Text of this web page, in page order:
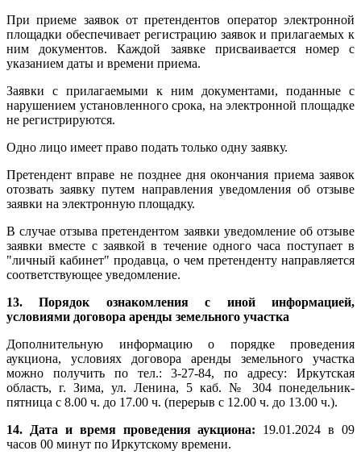
При приеме заявок от претендентов оператор электронной
площадки обеспечивает регистрацию заявок и прилагаемых к
ним документов. Каждой заявке присваивается номер с
указанием даты и времени приема.
Заявки с прилагаемыми к ним документами, поданные с
нарушением установленного срока, на электронной площадке
не регистрируются.
Одно лицо имеет право подать только одну заявку.
Претендент вправе не позднее дня окончания приема заявок
отозвать заявку путем направления уведомления об отзыве
заявки на электронную площадку.
В случае отзыва претендентом заявки уведомление об отзыве
заявки вместе с заявкой в течение одного часа поступает в
"личный кабинет" продавца, о чем претенденту направляется
соответствующее уведомление.
13. Порядок ознакомления с иной информацией,
условиями договора аренды земельного участка
Дополнительную информацию о порядке проведения
аукциона, условиях договора аренды земельного участка
можно получить по тел.: 3-27-84, по адресу: Иркутская
область, г. Зима, ул. Ленина, 5 каб. № 304 понедельник-
пятница с 8.00 ч. до 17.00 ч. (перерыв с 12.00 ч. до 13.00 ч.).
14. Дата и время проведения аукциона: 19.01.2024 в 09
часов 00 минут по Иркутскому времени.